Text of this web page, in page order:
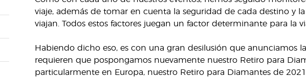
viaje, además de tomar en cuenta la seguridad de cada destino y
viajan. Todos estos factores juegan un factor determinante para la
Habiendo dicho eso, es con una gran desilusión que anunciamos
requieren que pospongamos nuevamente nuestro Retiro para
particularmente en Europa, nuestro Retiro para Diamantes de